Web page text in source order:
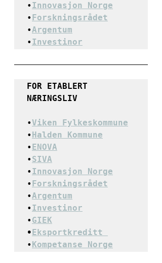
• Innovasjon Norge
• Forskningsrådet
•Argentum
• Investinor
FOR ETABLERT
NÆRINGSLIV
•Viken Fylkeskommune
• Halden Kommune
• ENOVA
• SIVA
• Innovasjon Norge
• Forskningsrådet
•Argentum
• Investinor
• GIEK
• Eksportkreditt
• Kompetanse Norge